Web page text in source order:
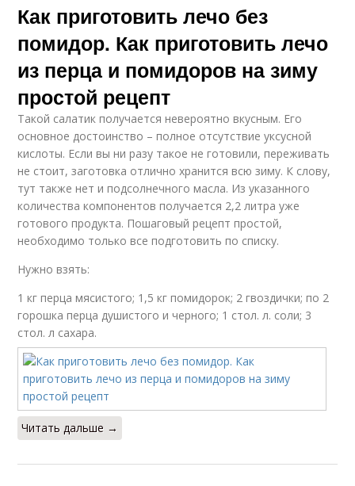
Как приготовить лечо без
помидор. Как приготовить лечо
из перца и помидоров на зиму
простой рецепт
Такой салатик получается невероятно вкусным. Его
основное достоинство – полное отсутствие уксусной
кислоты. Если вы ни разу такое не готовили, переживать
не стоит, заготовка отлично хранится всю зиму. К слову,
тут также нет и подсолнечного масла. Из указанного
количества компонентов получается 2,2 литра уже
готового продукта. Пошаговый рецепт простой,
необходимо только все подготовить по списку.
Нужно взять:
1 кг перца мясистого; 1,5 кг помидорок; 2 гвоздички; по 2
горошка перца душистого и черного; 1 стол. л. соли; 3
стол. л сахара.
Читать дальше →